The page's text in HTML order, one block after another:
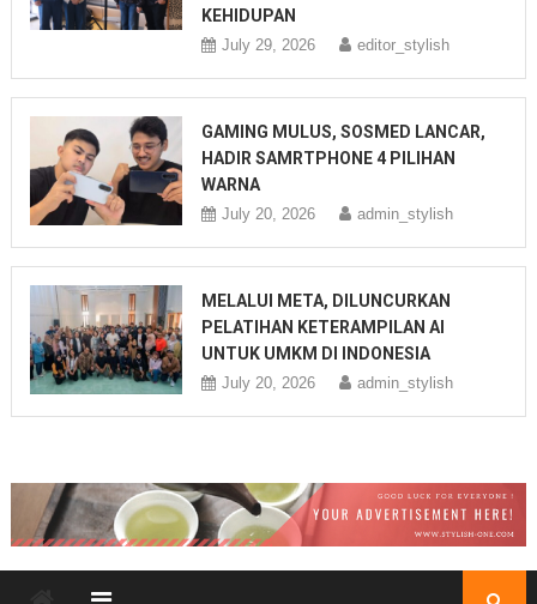
KEHIDUPAN
July 29, 2026 editor_stylish
GAMING MULUS, SOSMED LANCAR,
HADIR SAMRTPHONE 4 PILIHAN
WARNA
July 20, 2026 admin_stylish
MELALUI META, DILUNCURKAN
PELATIHAN KETERAMPILAN AI
UNTUK UMKM DI INDONESIA
July 20, 2026 admin_stylish